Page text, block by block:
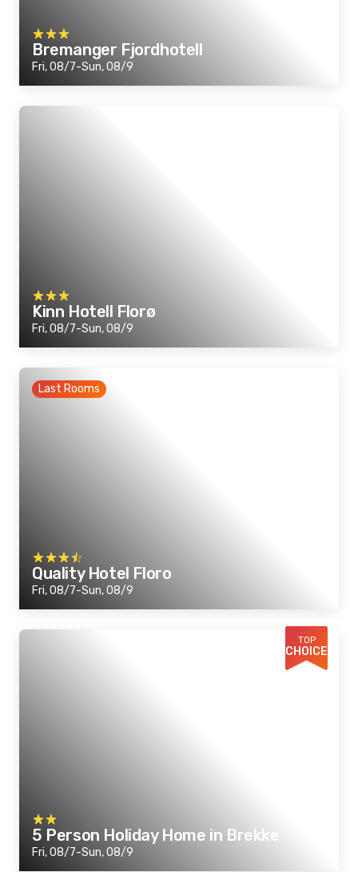
Bremanger Fjordhotell
Fri, 08/7-Sun, 08/9
Kinn Hotell Florø
Fri, 08/7-Sun, 08/9
Last Rooms
Quality Hotel Floro
Fri, 08/7-Sun, 08/9
TOP
CHOICE
5 Person Holiday Home in Brekke
Fri, 08/7-Sun, 08/9